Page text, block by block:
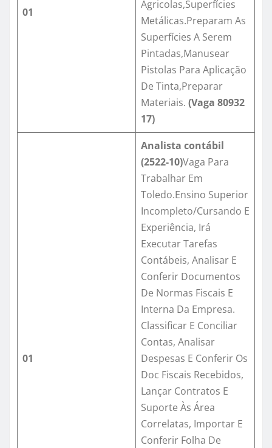
01
Agricolas,Superfícies
Metálicas.Preparam As
Superfícies A Serem
Pintadas,Manusear
Pistolas Para Aplicação
De Tinta,Preparar
Materiais. (Vaga 80932
17)
01
Analista contábil
(2522-10)Vaga Para
Trabalhar Em
Toledo.Ensino Superior
Incompleto/Cursando E
Experiência, Irá
Executar Tarefas
Contábeis, Analisar E
Conferir Documentos
De Normas Fiscais E
Interna Da Empresa.
Classificar E Conciliar
Contas, Analisar
Despesas E Conferir Os
Doc Fiscais Recebidos,
Lançar Contratos E
Suporte Às Área
Correlatas, Importar E
Conferir Folha De